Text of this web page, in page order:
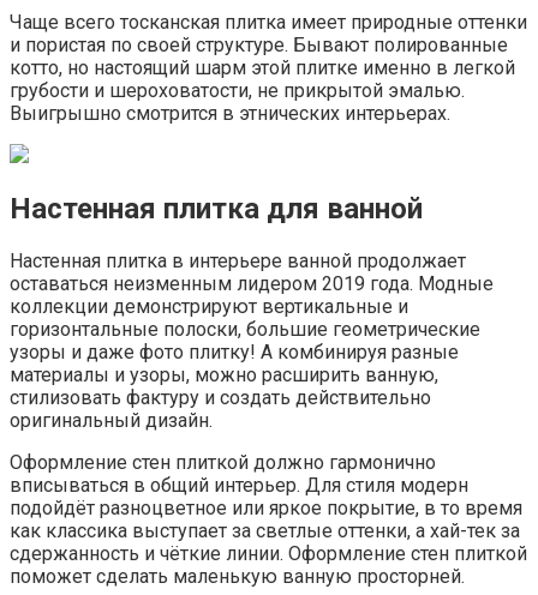
Чаще всего тосканская плитка имеет природные оттенки
и пористая по своей структуре. Бывают полированные
котто, но настоящий шарм этой плитке именно в легкой
грубости и шероховатости, не прикрытой эмалью.
Выигрышно смотрится в этнических интерьерах.
Настенная плитка для ванной
Настенная плитка в интерьере ванной продолжает
оставаться неизменным лидером 2019 года. Модные
коллекции демонстрируют вертикальные и
горизонтальные полоски, большие геометрические
узоры и даже фото плитку! А комбинируя разные
материалы и узоры, можно расширить ванную,
стилизовать фактуру и создать действительно
оригинальный дизайн.
Оформление стен плиткой должно гармонично
вписываться в общий интерьер. Для стиля модерн
подойдёт разноцветное или яркое покрытие, в то время
как классика выступает за светлые оттенки, а хай-тек за
сдержанность и чёткие линии. Оформление стен плиткой
поможет сделать маленькую ванную просторней.